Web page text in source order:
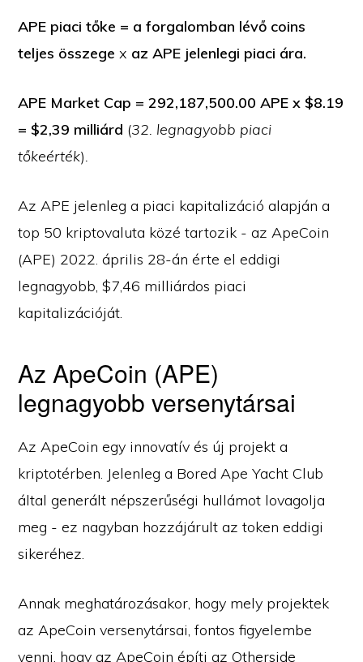
APE piaci tőke = a forgalomban lévő coins
teljes összegex az APE jelenlegi piaci ára.
APE Market Cap = 292,187,500.00 APE x $8.19
= $2,39 milliárd (32. legnagyobb piaci
tőkeérték).
Az APE jelenleg a piaci kapitalizáció alapján a
top 50 kriptovaluta közé tartozik - az ApeCoin
(APE) 2022. április 28-án érte el eddigi
legnagyobb, $7,46 milliárdos piaci
kapitalizációját.
Az ApeCoin (APE)
legnagyobb versenytársai
Az ApeCoin egy innovatív és új projekt a
kriptotérben. Jelenleg a Bored Ape Yacht Club
által generált népszerűségi hullámot lovagolja
meg - ez nagyban hozzájárult az token eddigi
sikeréhez.
Annak meghatározásakor, hogy mely projektek
az ApeCoin versenytársai, fontos figyelembe
venni, hogy az ApeCoin építi az Otherside